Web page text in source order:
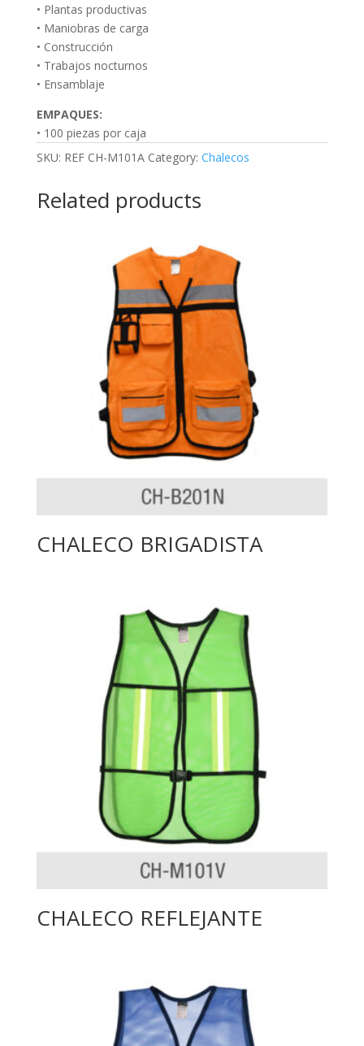
• Plantas productivas
• Maniobras de carga
• Construcción
• Trabajos nocturnos
• Ensamblaje
EMPAQUES:
• 100 piezas por caja
SKU: REF CH-M101A Category: Chalecos
Related products
CHALECO BRIGADISTA
CHALECO REFLEJANTE